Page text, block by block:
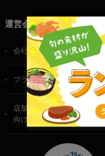
運営会社
会社概要
プライバシーポリシー
店舗・法人・生産者様
向けのお問い合わせ